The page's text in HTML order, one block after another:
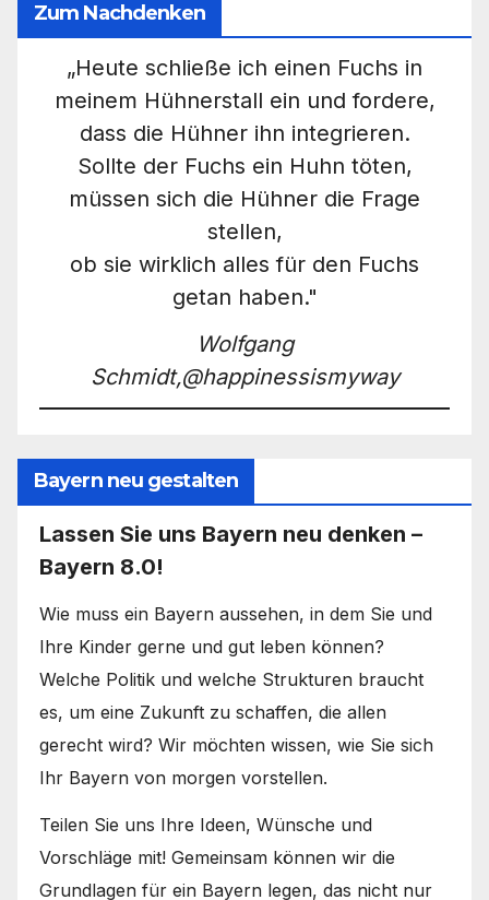
Zum Nachdenken
„Heute schließe ich einen Fuchs in
meinem Hühnerstall ein und fordere,
dass die Hühner ihn integrieren.
Sollte der Fuchs ein Huhn töten,
müssen sich die Hühner die Frage
stellen,
ob sie wirklich alles für den Fuchs
getan haben."
Wolfgang
Schmidt,@happinessismyway
Bayern neu gestalten
Lassen Sie uns Bayern neu denken –
Bayern 8.0!
Wie muss ein Bayern aussehen, in dem Sie und
Ihre Kinder gerne und gut leben können?
Welche Politik und welche Strukturen braucht
es, um eine Zukunft zu schaffen, die allen
gerecht wird? Wir möchten wissen, wie Sie sich
Ihr Bayern von morgen vorstellen.
Teilen Sie uns Ihre Ideen, Wünsche und
Vorschläge mit! Gemeinsam können wir die
Grundlagen für ein Bayern legen, das nicht nur